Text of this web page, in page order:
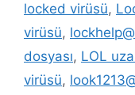
locked virüsü,
virüsü,
dosyası, LOL
virüsü,